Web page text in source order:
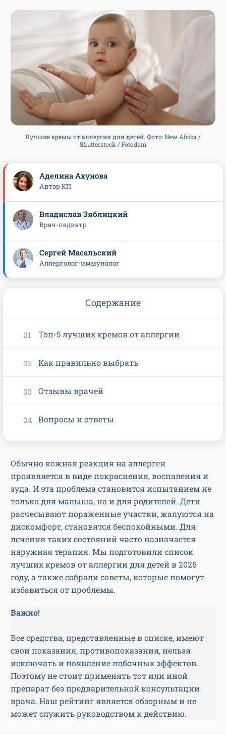
Лучшие кремы от аллергии для детей. Фото: New Africa /
Shutterstock / Fotodom
Обычно кожная реакция на аллерген
проявляется в виде покраснения, воспаления и
зуда. И эта проблема становится испытанием не
только для малыша, но и для родителей. Дети
расчесывают пораженные участки, жалуются на
дискомфорт, становятся беспокойными. Для
лечения таких состояний часто назначается
наружная терапия. Мы подготовили список
лучших кремов от аллергии для детей в 2026
году, а также собрали советы, которые помогут
избавиться от проблемы.
Важно!
Все средства, представленные в списке, имеют
свои показания, противопоказания, нельзя
исключать и появление побочных эффектов.
Поэтому не стоит применять тот или иной
препарат без предварительной консультации
врача. Наш рейтинг является обзорным и не
может служить руководством к действию.
Аделина Ахунова
Автор КП
Владиcлав Зяблицкий
Врач-педиатр
Сергей Масальский
Аллерголог-иммунолог
Содержание
Топ-5 лучших кремов от аллергии
Как правильно выбрать
Отзывы врачей
Вопросы и ответы